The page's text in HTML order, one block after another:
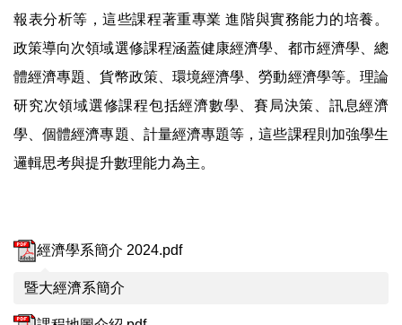
報表分析等，這些課程著重專業 進階與實務能力的培養。
政策導向次領域選修課程涵蓋健康經濟學、都市經濟學、總
體經濟專題、貨幣政策、環境經濟學、勞動經濟學等。理論
研究次領域選修課程包括經濟數學、賽局決策、訊息經濟
學、個體經濟專題、計量經濟專題等，這些課程則加強學生
邏輯思考與提升數理能力為主。
經濟學系簡介 2024.pdf
暨大經濟系簡介